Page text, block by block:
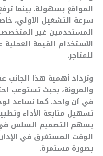
المواقع بسهولة. بينما
سرعة التشغيل الأولي،
المستخدمين غير
الاستخدام القيمة
للمتاجر.
وتزداد أهمية هذا الجانب
والمرونة، بحيث تستوعب
في آن واحد. كما تساعد
تسهيل متابعة الأداء
يسهم التصميم السلس في
الوقت المستغرق في
بصورة مستمرة.